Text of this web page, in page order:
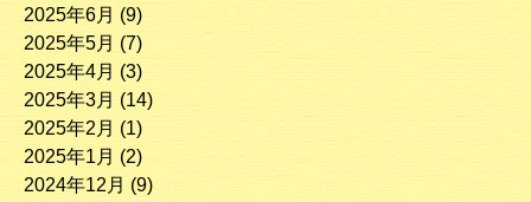
2025年6月 (9)
2025年5月 (7)
2025年4月 (3)
2025年3月 (14)
2025年2月 (1)
2025年1月 (2)
2024年12月 (9)